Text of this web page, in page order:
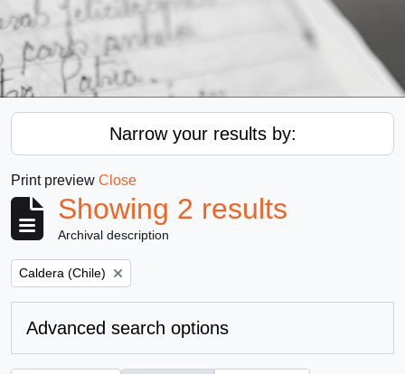
Narrow your results by:
Print preview Close
Showing 2 results
Archival description
Remove filter:
Caldera (Chile)
Advanced search options